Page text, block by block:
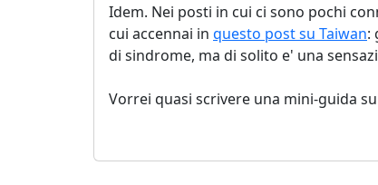
Idem. Nei posti in cui ci sono pochi
cui accennai in questo post su Taiwan:
di sindrome, ma di solito e' una
Vorrei quasi scrivere una mini-guida